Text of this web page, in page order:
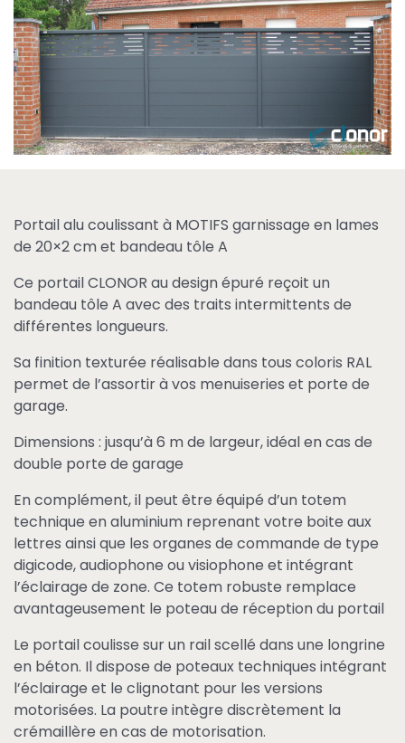
Portail alu coulissant à MOTIFS garnissage en lames
de 20×2 cm et bandeau tôle A
Ce portail CLONOR au design épuré reçoit un
bandeau tôle A avec des traits intermittents de
différentes longueurs.
Sa finition texturée réalisable dans tous coloris RAL
permet de l’assortir à vos menuiseries et porte de
garage.
Dimensions : jusqu’à 6 m de largeur, idéal en cas de
double porte de garage
En complément, il peut être équipé d’un totem
technique en aluminium reprenant votre boite aux
lettres ainsi que les organes de commande de type
digicode, audiophone ou visiophone et intégrant
l’éclairage de zone. Ce totem robuste remplace
avantageusement le poteau de réception du portail
Le portail coulisse sur un rail scellé dans une longrine
en béton. Il dispose de poteaux techniques intégrant
l’éclairage et le clignotant pour les versions
motorisées. La poutre intègre discrètement la
crémaillère en cas de motorisation.